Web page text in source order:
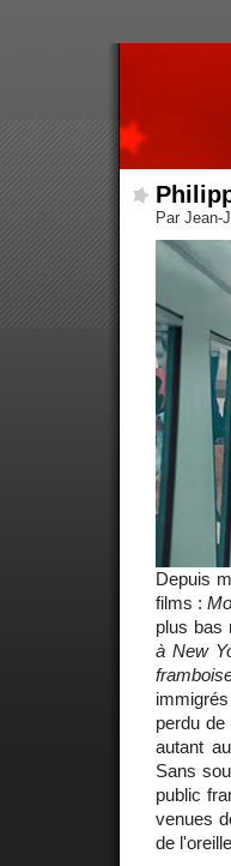
Par Jean-
Depuis
films :
plus bas
à New
perdu
autant
Sans
public
venues
de